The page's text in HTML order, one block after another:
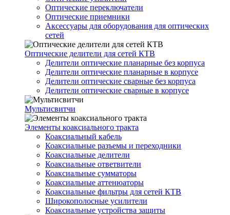
Оптические переключатели
Оптические приемники
Аксессуары для оборудования для оптических
сетей
Оптические делители для сетей КТВ
Делители оптические планарные без корпуса
Делители оптические планарные в корпусе
Делители оптические сварные без корпуса
Делители оптические сварные в корпусе
Мультисвитчи
Элементы коаксиального тракта
Коаксиальный кабель
Коаксиальные разъемы и переходники
Коаксиальные делители
Коаксиальные ответвители
Коаксиальные сумматоры
Коаксиальные аттенюаторы
Коаксиальные фильтры для сетей КТВ
Широкополосные усилители
Коаксиальные устройства защиты